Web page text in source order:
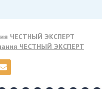
ЧЕСТНЫЙ ЭКСПЕРТ
ЧЕСТНЫЙ ЭКСПЕРТ